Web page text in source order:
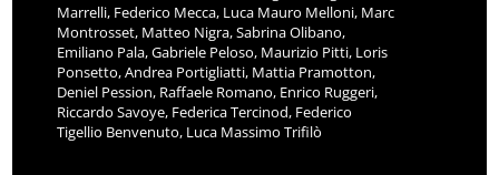
Marrelli, Federico Mecca, Luca Mauro Melloni, Marc
Montrosset, Matteo Nigra, Sabrina Olibano,
Emiliano Pala, Gabriele Peloso, Maurizio Pitti, Loris
Ponsetto, Andrea Portigliatti, Mattia Pramotton,
Deniel Pession, Raffaele Romano, Enrico Ruggeri,
Riccardo Savoye, Federica Tercinod, Federico
Tigellio Benvenuto, Luca Massimo Trifilò